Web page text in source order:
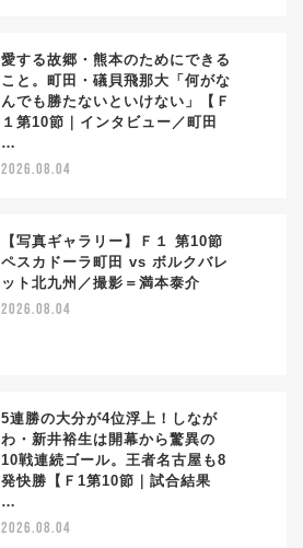
愛する故郷・熊本のためにできる
こと。町田・礒貝飛那大「何がな
んでも勝たないといけない」【Ｆ
１第10節｜インタビュー／町田
…
2026.08.04
【写真ギャラリー】Ｆ１ 第10節
ペスカドーラ町田 vs ボルクバレ
ット北九州／撮影＝満本泰介
2026.08.04
5連勝の大分が4位浮上！しなが
わ・新井裕生は開幕から驚異の
10戦連続ゴール。王者名古屋も8
発快勝【Ｆ1第10節｜試合結果
…
2026.08.04